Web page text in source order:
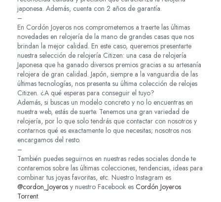
japonesa. Además, cuenta con 2 años de garantía.
–
En Cordón Joyeros nos comprometemos a traerte las últimas
novedades en relojería de la mano de grandes casas que nos
brindan la mejor calidad. En este caso, queremos presentarte
nuestra selección de relojería Citizen: una casa de relojería
Japonesa que ha ganado diversos premios gracias a su artesanía
relojera de gran calidad. Japón, siempre a la vanguardia de las
últimas tecnologías, nos presenta su última colección de relojes
Citizen. ¿A qué esperas para conseguir el tuyo?
Además, si buscas un modelo concreto y no lo encuentras en
nuestra web, estás de suerte. Tenemos una gran variedad de
relojería, por lo que solo tendrás que contactar con nosotros y
contarnos qué es exactamente lo que necesitas; nosotros nos
encargamos del resto.
–
También puedes seguirnos en nuestras redes sociales donde te
contaremos sobre las últimas colecciones, tendencias, ideas para
combinar tus joyas favoritas, etc. Nuestro Instagram es
@cordon_Joyeros y nuestro Facebook es Cordón Joyeros
Torrent.